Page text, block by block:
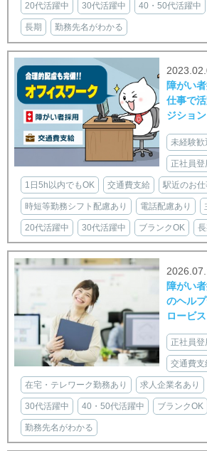
20代活躍中 30代活躍中 40・50代活躍中
長期 勤務先名がわかる
障がい
仕事で
ジション
未経験歓
正社員登
1日5h以内でもOK 交通費支給 駅近のお仕
時短等勤務シフト配慮あり 電話配慮あり
20代活躍中 30代活躍中 ブランクOK
障がい
のヘル
ロービス
正社員登
交通費支
在宅・テレワーク勤務あり 求人企業名あり
30代活躍中 40・50代活躍中 ブランクOK
勤務先名がわかる